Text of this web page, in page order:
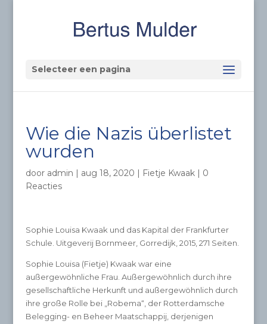
Selecteer een pagina
Wie die Nazis überlistet
wurden
door admin | aug 18, 2020 | Fietje Kwaak| 0
Reacties
Sophie Louisa Kwaak und das Kapital der Frankfurter
Schule. Uitgeverij Bornmeer, Gorredijk, 2015, 271 Seiten.
Sophie Louisa (Fietje) Kwaak war eine
außergewöhnliche Frau. Außergewöhnlich durch ihre
gesellschaftliche Herkunft und außergewöhnlich durch
ihre große Rolle bei „Robema“, der Rotterdamsche
Belegging- en Beheer Maatschappij, derjenigen